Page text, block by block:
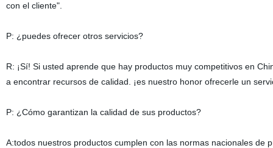
con el cliente".
P: ¿puedes ofrecer otros servicios?
R: ¡Sí! Si usted aprende que hay productos muy competitivos en
a encontrar recursos de calidad. ¡es nuestro honor ofrecerle un
P: ¿Cómo garantizan la calidad de sus productos?
A:todos nuestros productos cumplen con las normas nacionales de